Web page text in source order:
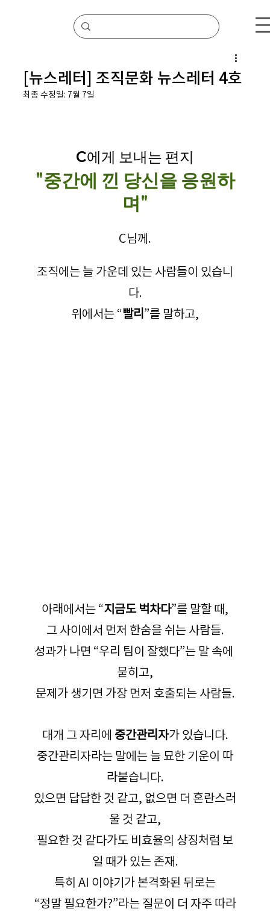
[뉴스레터] 조직문화 뉴스레터 4호
최종 수정일: 7월 7일
C에게 보내는 편지
"중간에 낀 당신을 응원하
며"
C님께.
조직에는 늘 가운데 있는 사람들이 있습니
다.
위에서는 “빨리”를 말하고,
아래에서는 “지금도 벅차다”를 말할 때,
그 사이에서 먼저 한숨을 쉬는 사람들.
성과가 나면 “우리 팀이 잘했다”는 말 속에
묻히고,
문제가 생기면 가장 먼저 호출되는 사람들.
대개 그 자리에 중간관리자가 있습니다.
중간관리자라는 말에는 늘 묘한 기운이 따
라붙습니다.
있으면 답답한 것 같고, 없으면 더 혼란스러
울 것 같고,
필요한 것 같다가도 비효율의 상징처럼 보
일 때가 있는 존재.
특히 AI 이야기가 본격화된 뒤로는
“정말 필요한가?”라는 질문이 더 자주 따라